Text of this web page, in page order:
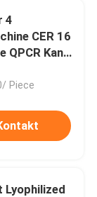
4
CER 16
QPCR Kanal
Piece
Lyophilized